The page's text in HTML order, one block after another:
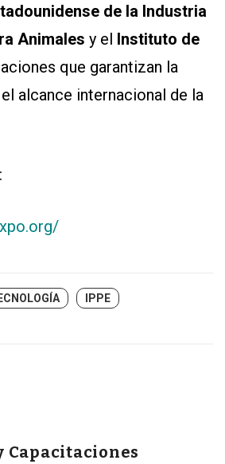
de la Industria
Animales y el Instituto de
que garantizan la
alcance internacional de la
IPPE
Capacitaciones